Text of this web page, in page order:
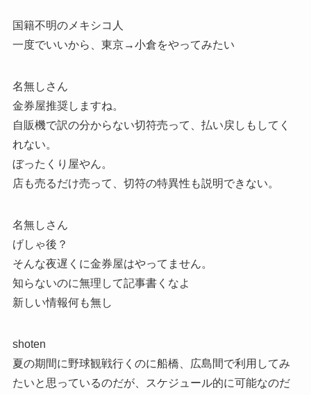
国籍不明のメキシコ人
一度でいいから、東京→小倉をやってみたい
名無しさん
金券屋推奨しますね。
自販機で訳の分からない切符売って、払い戻しもしてく
れない。
ぼったくり屋やん。
店も売るだけ売って、切符の特異性も説明できない。
名無しさん
げしゃ後？
そんな夜遅くに金券屋はやってません。
知らないのに無理して記事書くなよ
新しい情報何も無し
shoten
夏の期間に野球観戦行くのに船橋、広島間で利用してみ
たいと思っているのだが、スケジュール的に可能なのだ